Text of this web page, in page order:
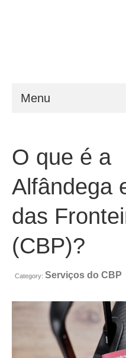
Menu
Requisitos
FAQ
Ajuda
Notícias
Contacto
Português
Hrvatski(
O que é a
Alfândega
das
(CBP)?
Category: Serviços do CBP